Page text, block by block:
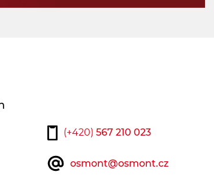
(+420) 567 210 023
osmont@osmont.cz